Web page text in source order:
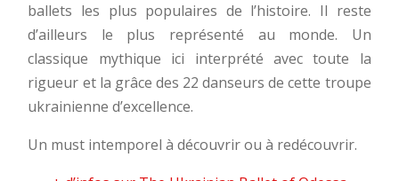
ballets les plus populaires de l’histoire. Il reste
d’ailleurs le plus représenté au monde. Un
classique mythique ici interprété avec toute la
rigueur et la grâce des 22 danseurs de cette troupe
ukrainienne d’excellence.
Un must intemporel à découvrir ou à redécouvrir.